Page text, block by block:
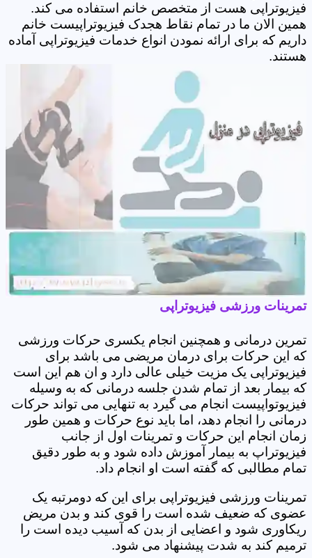
فیزیوتراپی هست از متخصص خانم استفاده می کند.
همین الان ما در تمام نقاط هجدک فیزیوتراپیست خانم
داریم که برای ارائه نمودن انواع خدمات فیزیوتراپی آماده
هستند.
تمرینات ورزشی فیزیوتراپی
تمرین درمانی و همچنین انجام یکسری حرکات ورزشی
که این حرکات برای درمان مریضی می باشد برای
فیزیوتراپی یک مزیت خیلی عالی دارد و ان هم این است
که بیمار بعد از تمام شدن جلسه درمانی که به وسیله
فیزیوتواپیست انجام می گیرد به تنهایی می تواند حرکات
درمانی را انجام دهد، اما باید نوع حرکات و همین طور
زمان انجام این حرکات و تمرینات اول از جانب
فیزیوتراپ به بیمار آموزش داده شود و به طور دقیق
تمام مطالبی که گفته است او انجام داد.
تمرینات ورزشی فیزیوتراپی برای این که دومرتبه یک
عضوی که ضعیف شده است را قوی کند و بدن مریض
ریکاوری شود و اعضایی از بدن که آسیب دیده است را
ترمیم کند به شدت پیشنهاد می شود.